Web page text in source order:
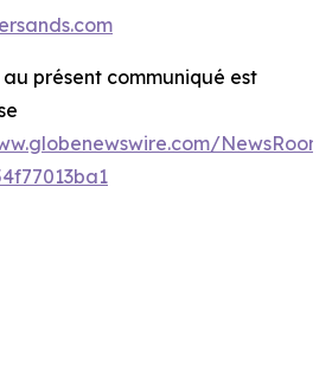
présent communiqué est